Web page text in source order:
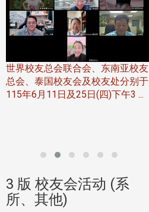
世界校友总会联合会、东南亚校友
总会、泰国校友会及校友处分别于
115年6月11日及25日(四)下午3 ...
3 版 校友会活动 (系
所、其他)